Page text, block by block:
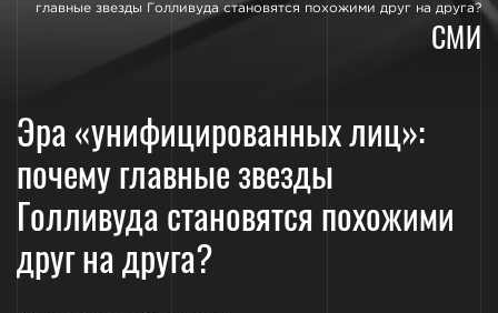
главные звезды Голливуда становятся похожими друг на друга?
СМИ
Эра «унифицированных лиц»:
почему главные звезды
Голливуда становятся похожими
друг на друга?